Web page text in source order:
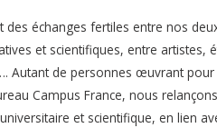
des échanges fertiles entre nos
et scientifiques, entre artistes,
Autant de personnes œuvrant pour
Campus France, nous
et scientifique, en lien